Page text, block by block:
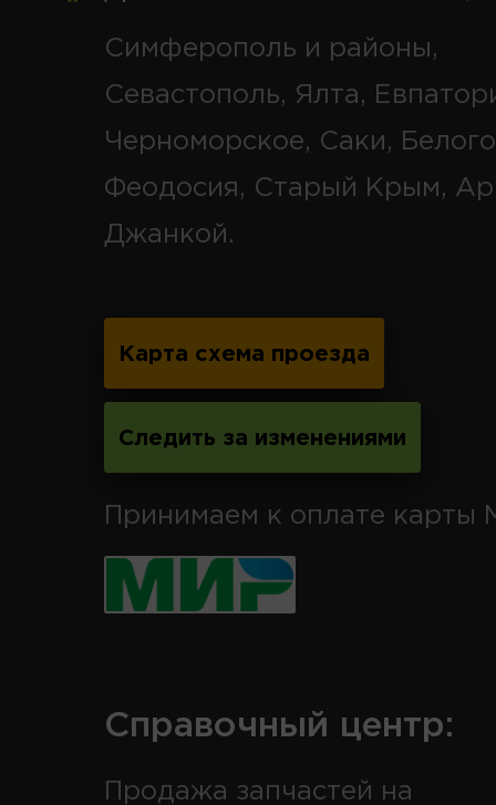
Симферополь и районы,
Севастополь, Ялта,
Черноморское, Саки,
Феодосия, Старый Крым,
Джанкой.
Карта схема проезда
Следить за изменениями
Принимаем к оплате карты
Справочный центр:
Продажа запчастей на